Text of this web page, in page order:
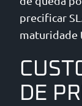
precificar
maturidade
DE